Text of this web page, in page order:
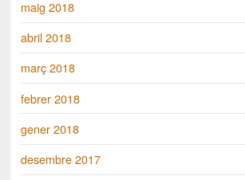
maig 2018
abril 2018
març 2018
febrer 2018
gener 2018
desembre 2017